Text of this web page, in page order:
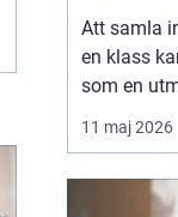
stress
Att samla
en klass
som en
har olika
tiden är
avgiftsfri.
11 maj 2026